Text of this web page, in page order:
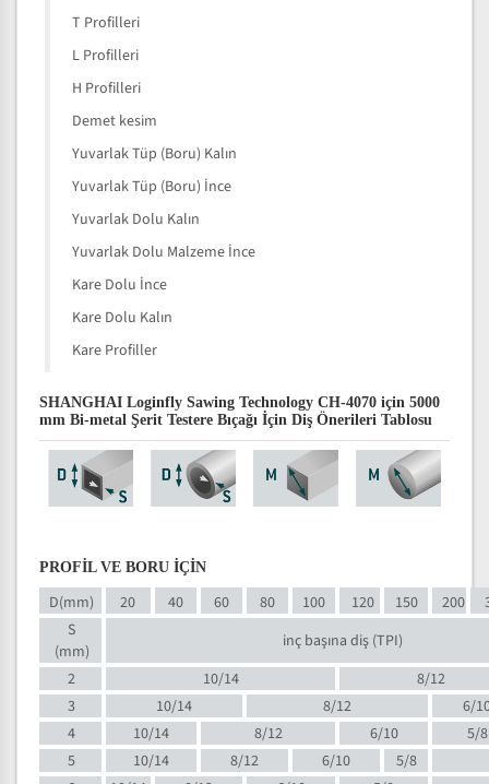
T Profilleri
L Profilleri
H Profilleri
Demet kesim
Yuvarlak Tüp (Boru) Kalın
Yuvarlak Tüp (Boru) İnce
Yuvarlak Dolu Kalın
Yuvarlak Dolu Malzeme İnce
Kare Dolu İnce
Kare Dolu Kalın
Kare Profiller
SHANGHAI Loginfly Sawing Technology CH-4070 için 5000
mm Bi-metal Şerit Testere Bıçağı İçin Diş Önerileri Tablosu
PROFİL VE BORU İÇİN
D(mm) 20 40 60 80 100 120 150 200
S
(mm)
inç başına diş (TPI)
2
10/14
8/12
3
10/14 8/12
6/
4
10/14 8/12 6/10
5/8
5
10/14 8/12 6/10
5/8